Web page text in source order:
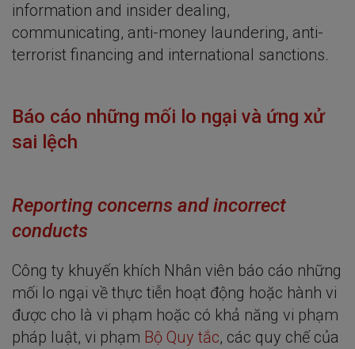
information and insider dealing,
communicating, anti-money laundering, anti-
terrorist financing and international sanctions.
Báo cáo những mối lo ngại và ứng xử
sai lệch
Reporting concerns and incorrect
conducts
Công ty khuyến khích Nhân viên báo cáo những
mối lo ngại về thực tiễn hoạt động hoặc hành vi
được cho là vi phạm hoặc có khả năng vi phạm
pháp luật, vi phạm Bộ Quy tắc, các quy chế của